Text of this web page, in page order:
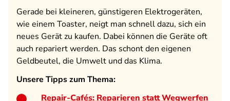
Gerade bei kleineren, günstigeren Elektrogeräten,
wie einem Toaster, neigt man schnell dazu, sich ein
neues Gerät zu kaufen. Dabei können die Geräte oft
auch repariert werden. Das schont den eigenen
Geldbeutel, die Umwelt und das Klima.
Unsere Tipps zum Thema:
Repair-Cafés: Reparieren statt Wegwerfen